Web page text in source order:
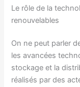
Le rôle de la
renouvelables
On ne peut parler
les avancées
stockage et la
réalisés par des